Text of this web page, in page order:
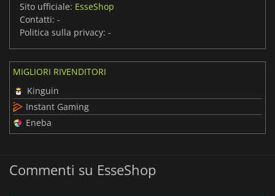
Sito ufficiale: EsseShop
Contatti: -
Politica sulla privacy: -
MIGLIORI RIVENDITORI
Kinguin
Instant Gaming
Eneba
Commenti su EsseShop